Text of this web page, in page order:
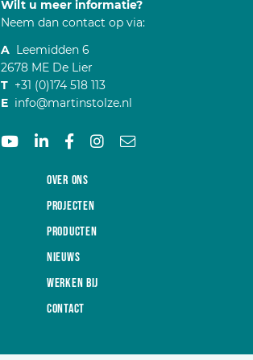
Wilt u meer informatie?
Neem dan contact op via:
ALeemidden 6
2678 ME De Lier
T+31 (0)174 518 113
Einfo@martinstolze.nl
Over ons
Projecten
Producten
Nieuws
Werken bij
Contact